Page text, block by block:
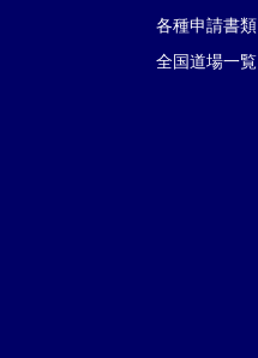
各種申請書類
全国道場一覧